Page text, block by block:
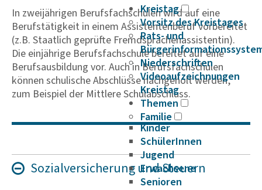
Kreistag
Vorsitz des Kreistages
Rats- und
Niederschriften
Videoaufzeichnungen
Kreistag
Themen
Familie
Kinder
SchülerInnen
Jugend
Erwachsene
Senioren
In zweijährigen Berufsfachschulen wird auf eine
Berufstätigkeit in einem Assistentenberuf vorbereitet
(z.B. Staatlich geprüfte Fremdsprachenassistentin).
Die einjährige Berufsfachschule bereitet auf eine
Berufsausbildung vor. Auch in Berufsfachschulen
können schulische Abschlüsse nachgeholt werden,
zum Beispiel der Mittlere Schulabschluss.
Sozi­a­l­ver­si­che­rung und Steuern